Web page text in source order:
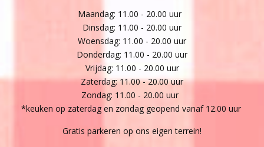
Maandag: 11.00 - 20.00 uur
Dinsdag: 11.00 - 20.00 uur
Woensdag: 11.00 - 20.00 uur
Donderdag: 11.00 - 20.00 uur
Vrijdag: 11.00 - 20.00 uur
Zaterdag: 11.00 - 20.00 uur
Zondag: 11.00 - 20.00 uur
*keuken op zaterdag en zondag geopend vanaf 12.00 uur
Gratis parkeren op ons eigen terrein!